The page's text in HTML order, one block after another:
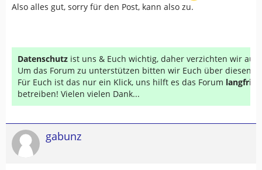
Also alles gut, sorry für den Post, kann also zu.
Datenschutz ist uns & Euch wichtig, daher verzichten wir auf
Um das Forum zu unterstützen bitten wir Euch über diesen
Für Euch ist das nur ein Klick, uns hilft es das Forum
betreiben! Vielen vielen Dank...
gabunz